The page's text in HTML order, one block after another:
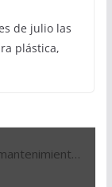
de julio las
plástica,